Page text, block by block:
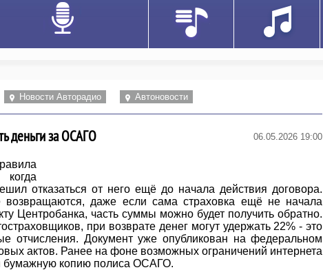
Новости Авторадио Автоновости
06.05.2026 19:00
деньги за ОСАГО
отказаться от него ещё до начала действия договора.
возвращаются, даже если сама страховка ещё не начала
Центробанка, часть суммы можно будет получить обратно.
при возврате денег могут удержать 22% - это
отчисления. Документ уже опубликован на федеральном
актов. Ранее на фоне возможных ограничений интернета
бумажную копию полиса ОСАГО.